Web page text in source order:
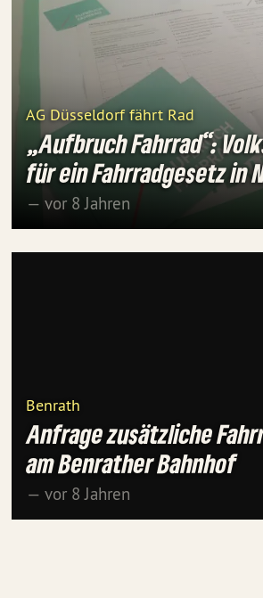
AG Düsseldorf fährt Rad
„Aufbruch Fahrrad“:
für ein Fahrradgesetz in
— vor 8 Jahren
Benrath
Anfrage zusätzliche
am Benrather Bahnhof
— vor 8 Jahren